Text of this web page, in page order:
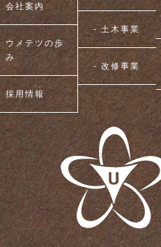
会社案内
ウメテツの歩
み
採用情報
- 土木事業
- 改修事業